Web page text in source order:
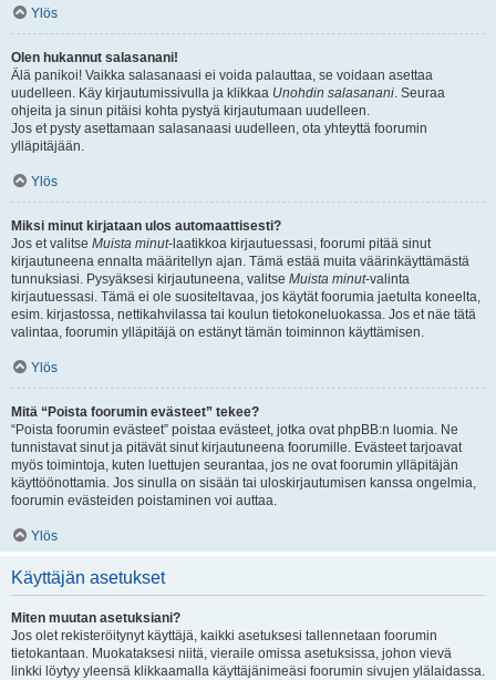
Ylös
Olen hukannut salasanani!
Älä panikoi! Vaikka salasanaasi ei voida palauttaa, se voidaan asettaa
uudelleen. Käy kirjautumissivulla ja klikkaa Unohdin salasanani. Seuraa
ohjeita ja sinun pitäisi kohta pystyä kirjautumaan uudelleen.
Jos et pysty asettamaan salasanaasi uudelleen, ota yhteyttä foorumin
ylläpitäjään.
Ylös
Miksi minut kirjataan ulos automaattisesti?
Jos et valitse Muista minut-laatikkoa kirjautuessasi, foorumi pitää sinut
kirjautuneena ennalta määritellyn ajan. Tämä estää muita väärinkäyttämästä
tunnuksiasi. Pysyäksesi kirjautuneena, valitse Muista minut-valinta
kirjautuessasi. Tämä ei ole suositeltavaa, jos käytät foorumia jaetulta koneelta,
esim. kirjastossa, nettikahvilassa tai koulun tietokoneluokassa. Jos et näe tätä
valintaa, foorumin ylläpitäjä on estänyt tämän toiminnon käyttämisen.
Ylös
Mitä “Poista foorumin evästeet” tekee?
“Poista foorumin evästeet” poistaa evästeet, jotka ovat phpBB:n luomia. Ne
tunnistavat sinut ja pitävät sinut kirjautuneena foorumille. Evästeet tarjoavat
myös toimintoja, kuten luettujen seurantaa, jos ne ovat foorumin ylläpitäjän
käyttöönottamia. Jos sinulla on sisään tai uloskirjautumisen kanssa ongelmia,
foorumin evästeiden poistaminen voi auttaa.
Ylös
Käyttäjän asetukset
Miten muutan asetuksiani?
Jos olet rekisteröitynyt käyttäjä, kaikki asetuksesi tallennetaan foorumin
tietokantaan. Muokataksesi niitä, vieraile omissa asetuksissa, johon vievä
linkki löytyy yleensä klikkaamalla käyttäjänimeäsi foorumin sivujen ylälaidassa.